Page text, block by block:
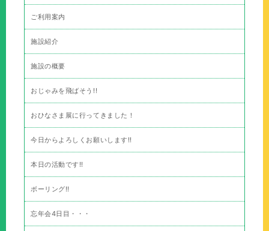
ご利用案内
施設紹介
施設の概要
おじゃみを飛ばそう!!
おひなさま展に行ってきました！
今日からよろしくお願いします!!
本日の活動です!!
ボーリング!!
忘年会4日目・・・